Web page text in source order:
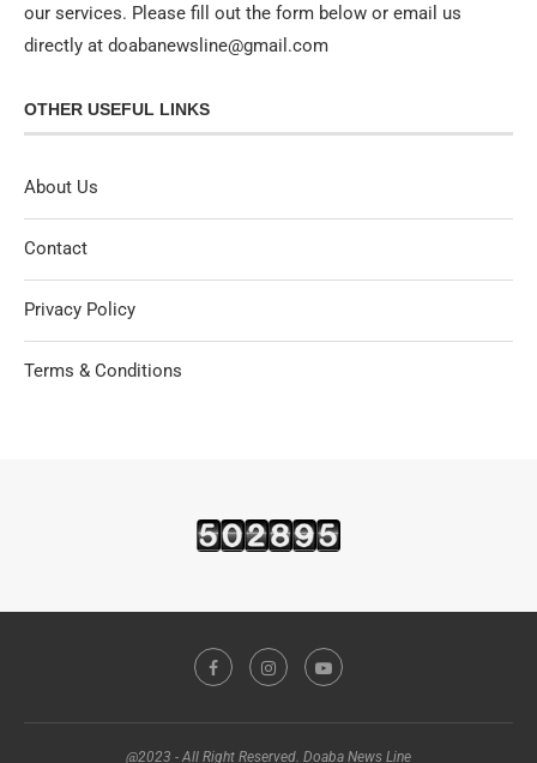
our services. Please fill out the form below or email us
directly at doabanewsline@gmail.com
OTHER USEFUL LINKS
About Us
Contact
Privacy Policy
Terms & Conditions
@2023 - All Right Reserved. Doaba News Line